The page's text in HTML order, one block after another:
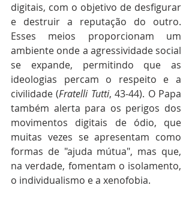
digitais, com o objetivo de desfigurar
e destruir a reputação do outro.
Esses meios proporcionam um
ambiente onde a agressividade social
se expande, permitindo que as
ideologias percam o respeito e a
civilidade (Fratelli Tutti, 43-44). O Papa
também alerta para os perigos dos
movimentos digitais de ódio, que
muitas vezes se apresentam como
formas de "ajuda mútua", mas que,
na verdade, fomentam o isolamento,
o individualismo e a xenofobia.